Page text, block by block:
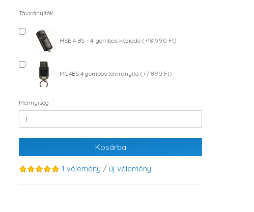
Távirányítók
HSE 4 BS - 4-gombos kéziadó (+18 990 Ft)
MG4BS 4 gombos távirányító (+7 890 Ft)
Mennyiség
Kosárba
1 vélemény / új vélemény